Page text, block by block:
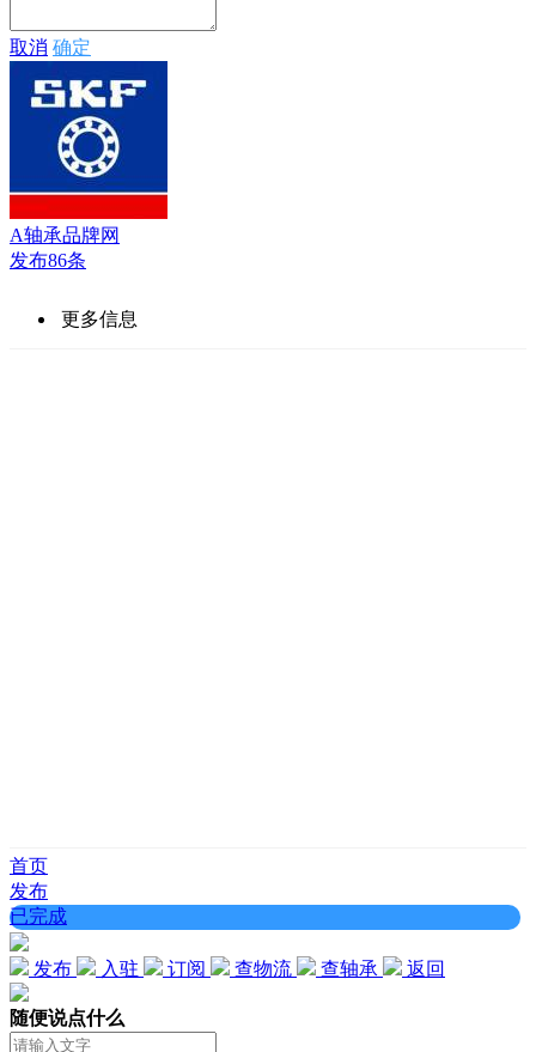
取消 确定
A轴承品牌网
发布86条
更多信息
首页
发布
已完成
发布 入驻 订阅 查物流 查轴承 返回
随便说点什么